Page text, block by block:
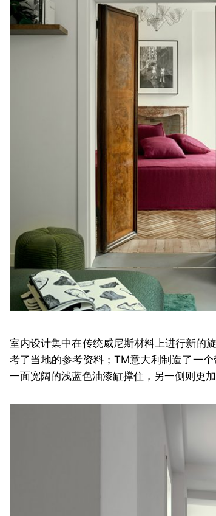
室内设计集中在传统威尼斯材料上进行新的
考了当地的参考资料；TM意大利制造了一
一面宽阔的浅蓝色油漆缸撑住，另一侧则更